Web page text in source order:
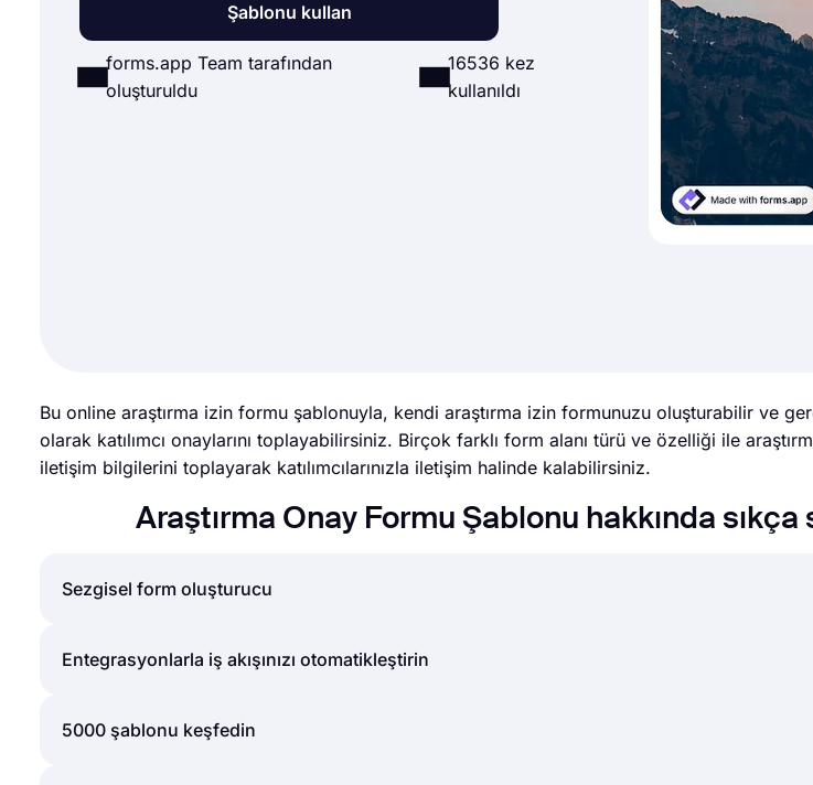
Şablonu kullan
forms.app Team tarafından
oluşturuldu
16536 kez
kullanıldı
Bu online araştırma izin formu şablonuyla, kendi araştırma izin formunuzu oluşturabilir ve
olarak katılımcı onaylarını toplayabilirsiniz. Birçok farklı form alanı türü ve özelliği ile
iletişim bilgilerini toplayarak katılımcılarınızla iletişim halinde kalabilirsiniz.
Araştırma Onay Formu Şablonu hakkında
Sezgisel form oluşturucu
Kolaylıkla online formlar oluşturun, formunuzun alanlarını, tasarımını ve gizlilik
Güçlü özellikler:
Entegrasyonlarla iş akışınızı otomatikleştirin
forms.app üzerinde oluşturduğunuz form ve anketleri Zapier üzerinden birçok üçüncü
5000 şablonu keşfedin